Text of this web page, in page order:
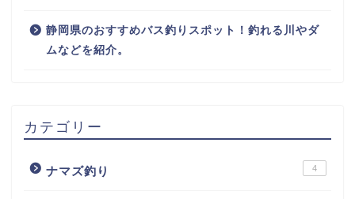
静岡県のおすすめバス釣りスポット！釣れる川やダ
ムなどを紹介。
カテゴリー
ナマズ釣り 4